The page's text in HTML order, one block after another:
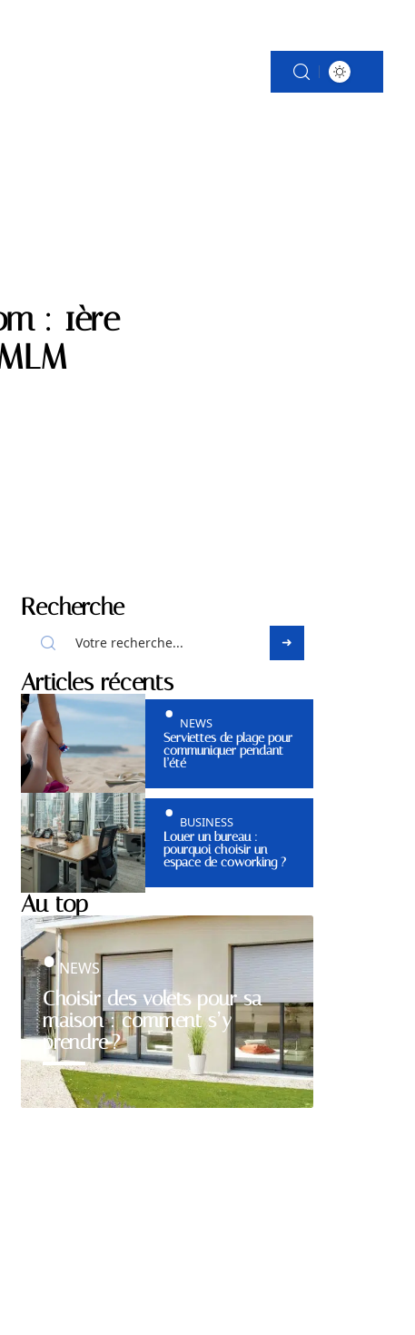
: 1ère
Recherche
Articles récents
NEWS
Serviettes de plage pour
communiquer pendant
l’été
BUSINESS
Louer un bureau :
pourquoi choisir un
espace de coworking ?
Au top
Choisir des volets pour sa
maison : comment s’y
prendre ?
NEWS